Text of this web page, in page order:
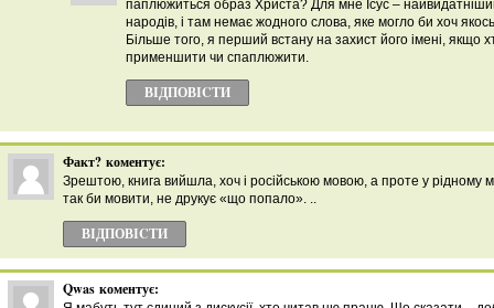
паплюжиться образ Христа? Для мне Ісус – найвидатніший
народів, і там немає жодного слова, яке могло би хоч
Більше того, я перший встану на захист його імені, якщо
применшити чи спаплюжити.
ВІДПОВІCТИ
Факт? коментує:
Зрештою, книга вийшла, хоч і російською мовою, а проте у рідному
так би мовити, не друкує «що попало». ..
ВІДПОВІCТИ
Qwas коментує: